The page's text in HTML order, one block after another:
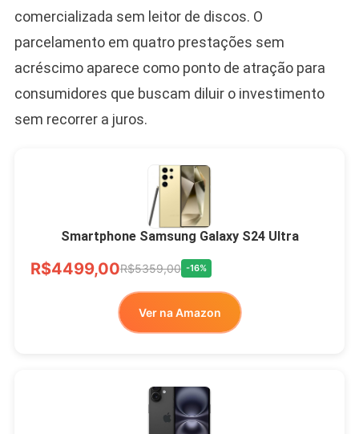
comercializada sem leitor de discos. O
parcelamento em quatro prestações sem
acréscimo aparece como ponto de atração para
consumidores que buscam diluir o investimento
sem recorrer a juros.
Smartphone Samsung Galaxy S24 Ultra
R$4499,00R$5359,00 -16%
Ver na Amazon